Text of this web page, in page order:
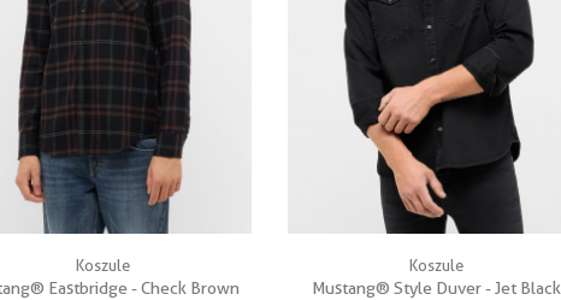
Szybki podgląd
Koszule
Eastbridge - Check Brown
Szybki podgląd
Koszule
Mustang® Style Duver - Jet Black